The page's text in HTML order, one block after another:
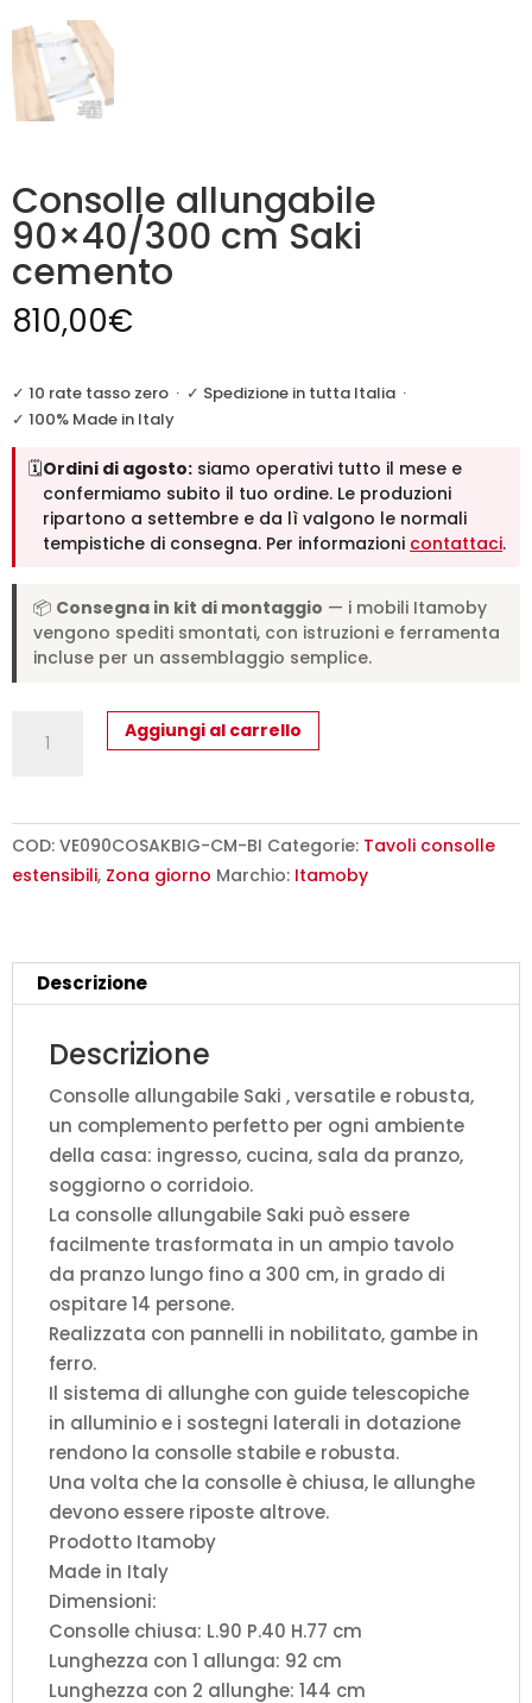
Consolle allungabile
90×40/300 cm Saki
cemento
810,00€
✓ 10 rate tasso zero · ✓ Spedizione in tutta Italia ·
✓ 100% Made in Italy
🗓️Ordini di agosto: siamo operativi tutto il mese e
confermiamo subito il tuo ordine. Le produzioni
ripartono a settembre e da lì valgono le normali
tempistiche di consegna. Per informazioni contattaci.
📦 Consegna in kit di montaggio — i mobili Itamoby
vengono spediti smontati, con istruzioni e ferramenta
incluse per un assemblaggio semplice.
allungabile
Saki
cemento
Aggiungi al carrello
COD: VE090COSAKBIG-CM-BI Categorie: Tavoli consolle
estensibili, Zona giorno Marchio: Itamoby
Descrizione
Descrizione
Consolle allungabile Saki , versatile e robusta,
un complemento perfetto per ogni ambiente
della casa: ingresso, cucina, sala da pranzo,
soggiorno o corridoio.
La consolle allungabile Saki può essere
facilmente trasformata in un ampio tavolo
da pranzo lungo fino a 300 cm, in grado di
ospitare 14 persone.
Realizzata con pannelli in nobilitato, gambe in
ferro.
Il sistema di allunghe con guide telescopiche
in alluminio e i sostegni laterali in dotazione
rendono la consolle stabile e robusta.
Una volta che la consolle è chiusa, le allunghe
devono essere riposte altrove.
Prodotto Itamoby
Made in Italy
Dimensioni:
Consolle chiusa: L.90 P.40 H.77 cm
Lunghezza con 1 allunga: 92 cm
Lunghezza con 2 allunghe: 144 cm